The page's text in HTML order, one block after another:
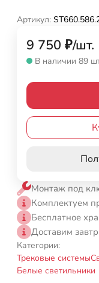
Артикул:
9 750 ₽/шт.
В наличии 89
Монтаж под
Комплектуем
Бесплатное
Доставим
Категории:
Трековые системы
Белые светильники